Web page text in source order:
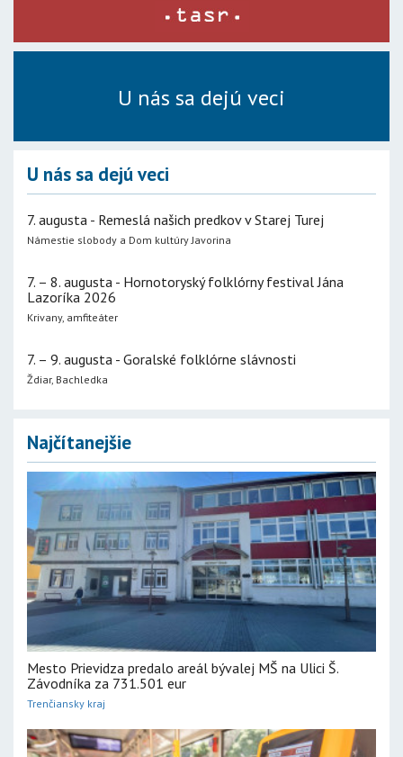
U nás sa dejú veci
U nás sa dejú veci
7. augusta - Remeslá našich predkov v Starej Turej
Námestie slobody a Dom kultúry Javorina
7. – 8. augusta - Hornotoryský folklórny festival Jána
Lazoríka 2026
Krivany, amfiteáter
7. – 9. augusta - Goralské folklórne slávnosti
Ždiar, Bachledka
Najčítanejšie
Mesto Prievidza predalo areál bývalej MŠ na Ulici Š.
Závodníka za 731.501 eur
Trenčiansky kraj